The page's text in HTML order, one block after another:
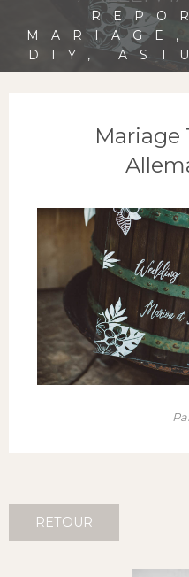
DIY,
Mariage
RETOUR